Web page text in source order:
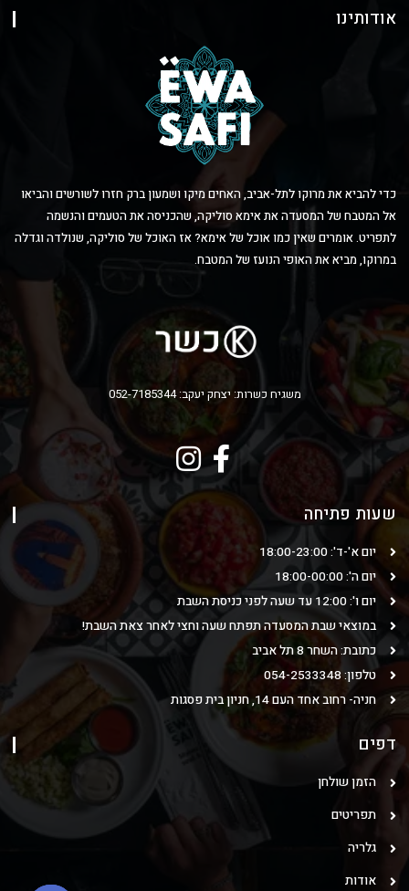
אודותינו
כדי להביא את מרוקו לתל-אביב, האחים מיקו ושמעון ברק חזרו לשורשים והביאו
אל המטבח של המסעדה את אימא סוליקה, שהכניסה את הטעמים והנשמה
לתפריט. אומרים שאין כמו אוכל של אימא? אז האוכל של סוליקה, שנולדה וגדלה
במרוקו, מביא את האופי הנועז של המטבח.
משגיח כשרות: יצחק יעקב: 052-7185344
שעות פתיחה
יום א'-ד': 18:00-23:00
יום ה': 18:00-00:00
יום ו': 12:00 עד שעה לפני כניסת השבת
במוצאי שבת המסעדה תפתח שעה וחצי לאחר צאת השבת!
כתובת: השחר 8 תל אביב
טלפון: 054-2533348
חניה- רחוב אחד העם 14, חניון בית פסגות
דפים
הזמן שולחן
תפריטים
גלריה
אודות